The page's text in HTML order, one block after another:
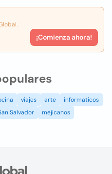
¡Comienza ahora!
viajes arte
informaticos
Salvador
mejicanos